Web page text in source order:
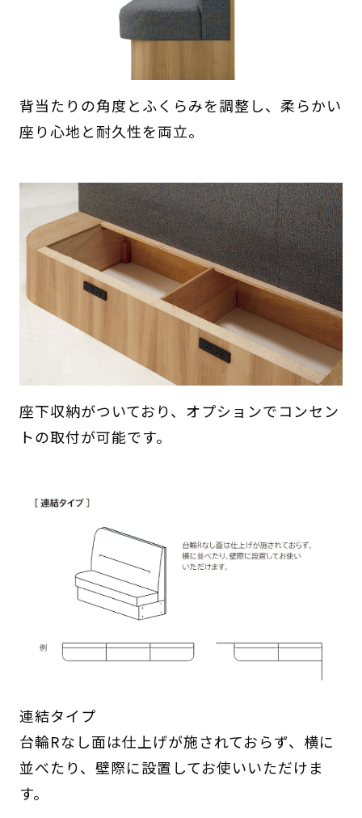
背当たりの角度とふくらみを調整し、柔らかい
座り心地と耐久性を両立。
座下収納がついており、オプションでコンセン
トの取付が可能です。
連結タイプ
台輪Rなし面は仕上げが施されておらず、横に
並べたり、壁際に設置してお使いいただけま
す。